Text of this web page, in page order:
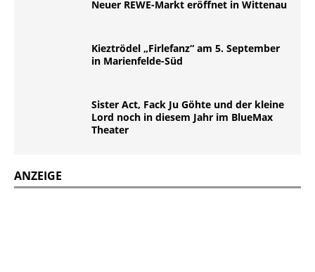
Neuer REWE-Markt eröffnet in Wittenau
Kieztrödel „Firlefanz“ am 5. September
in Marienfelde-Süd
Sister Act, Fack Ju Göhte und der kleine
Lord noch in diesem Jahr im BlueMax
Theater
ANZEIGE